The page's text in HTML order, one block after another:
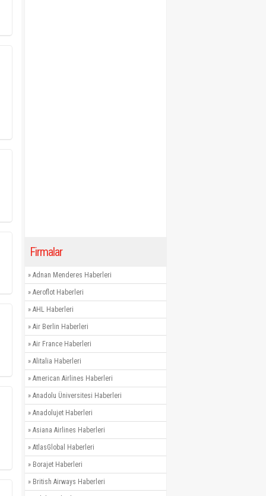
Firmalar
» Adnan Menderes Haberleri
» Aeroflot Haberleri
» AHL Haberleri
» Air Berlin Haberleri
» Air France Haberleri
» Alitalia Haberleri
» American Airlines Haberleri
» Anadolu Üniversitesi Haberleri
» Anadolujet Haberleri
» Asiana Airlines Haberleri
» AtlasGlobal Haberleri
» Borajet Haberleri
» British Airways Haberleri